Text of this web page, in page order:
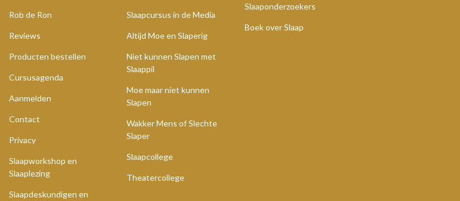
Rob de Ron
Reviews
Producten bestellen
Cursusagenda
Aanmelden
Contact
Privacy
Slaapworkshop en
Slaaplezing
Slaapdeskundigen en
Slaapcursus in de Media
Altijd Moe en Slaperig
Niet kunnen Slapen met
Slaappil
Moe maar niet kunnen
Slapen
Wakker Mens of Slechte
Slaper
Slaapcollege
Theatercollege
Slaaponderzoekers
Boek over Slaap